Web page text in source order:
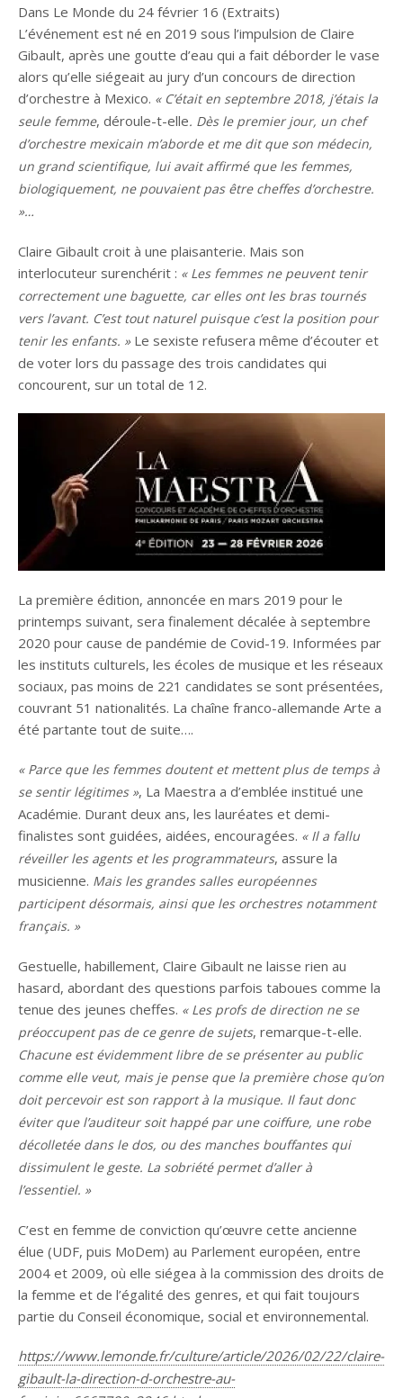
Dans Le Monde du 24 février 16 (Extraits)
L’événement est né en 2019 sous l’impulsion de Claire
Gibault, après une goutte d’eau qui a fait déborder le vase
alors qu’elle siégeait au jury d’un concours de direction
d’orchestre à Mexico. « C’était en septembre 2018, j’étais la
seule femme, déroule-t-elle. Dès le premier jour, un chef
d’orchestre mexicain m’aborde et me dit que son médecin,
un grand scientifique, lui avait affirmé que les femmes,
biologiquement, ne pouvaient pas être cheffes d’orchestre.
»…
Claire Gibault croit à une plaisanterie. Mais son
interlocuteur surenchérit : « Les femmes ne peuvent tenir
correctement une baguette, car elles ont les bras tournés
vers l’avant. C’est tout naturel puisque c’est la position pour
tenir les enfants. » Le sexiste refusera même d’écouter et
de voter lors du passage des trois candidates qui
concourent, sur un total de 12.
La première édition, annoncée en mars 2019 pour le
printemps suivant, sera finalement décalée à septembre
2020 pour cause de pandémie de Covid-19. Informées par
les instituts culturels, les écoles de musique et les réseaux
sociaux, pas moins de 221 candidates se sont présentées,
couvrant 51 nationalités. La chaîne franco-allemande Arte a
été partante tout de suite….
« Parce que les femmes doutent et mettent plus de temps à
se sentir légitimes », La Maestra a d’emblée institué une
Académie. Durant deux ans, les lauréates et demi-
finalistes sont guidées, aidées, encouragées. « Il a fallu
réveiller les agents et les programmateurs, assure la
musicienne. Mais les grandes salles européennes
participent désormais, ainsi que les orchestres notamment
français. »
Gestuelle, habillement, Claire Gibault ne laisse rien au
hasard, abordant des questions parfois taboues comme la
tenue des jeunes cheffes. « Les profs de direction ne se
préoccupent pas de ce genre de sujets, remarque-t-elle.
Chacune est évidemment libre de se présenter au public
comme elle veut, mais je pense que la première chose qu’on
doit percevoir est son rapport à la musique. Il faut donc
éviter que l’auditeur soit happé par une coiffure, une robe
décolletée dans le dos, ou des manches bouffantes qui
dissimulent le geste. La sobriété permet d’aller à
l’essentiel. »
C’est en femme de conviction qu’œuvre cette ancienne
élue (UDF, puis MoDem) au Parlement européen, entre
2004 et 2009, où elle siégea à la commission des droits de
la femme et de l’égalité des genres, et qui fait toujours
partie du Conseil économique, social et environnemental.
https://www.lemonde.fr/culture/article/2026/02/22/claire-
gibault-la-direction-d-orchestre-au-